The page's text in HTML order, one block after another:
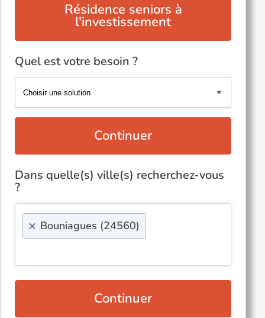
Résidence seniors à
l'investissement
Quel est votre besoin ?
Continuer
Dans quelle(s) ville(s) recherchez-vous
?
× Bouniagues (24560)
Continuer